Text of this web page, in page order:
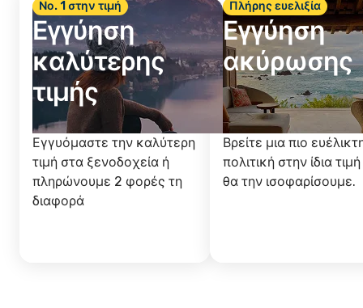
Νο. 1 στην τιμή
Εγγύηση
καλύτερης
τιμής
Εγγυόμαστε την καλύτερη
τιμή στα ξενοδοχεία ή
πληρώνουμε 2 φορές τη
διαφορά
Πλήρης ευελιξία
Εγγύηση
ακύρωσης
Βρείτε μια πιο
πολιτική στην ίδια
θα την ισοφαρίσουμε.